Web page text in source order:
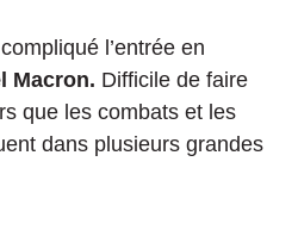
l’entrée en
Macron. Difficile de faire
que les combats et les
dans plusieurs grandes